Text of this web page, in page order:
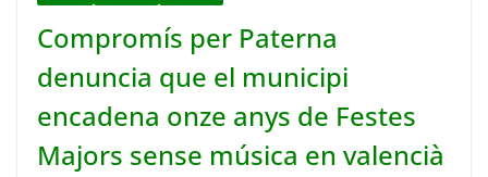
Compromís per Paterna
denuncia que el municipi
encadena onze anys de Festes
Majors sense música en valencià